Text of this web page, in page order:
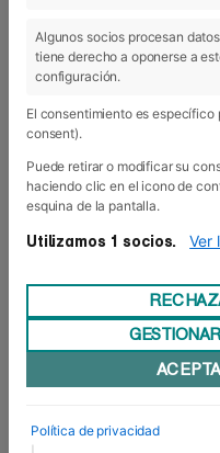
Abierta la
Erasmus+ 2019/
programa
Algunos socios procesan
tiene derecho a oponerse a
configuración.
El consentimiento es
consent).
Puede retirar o modificar su
haciendo clic en el icono de
esquina de la pantalla.
Utilizamos 1 socios. Ver
Política de privacidad